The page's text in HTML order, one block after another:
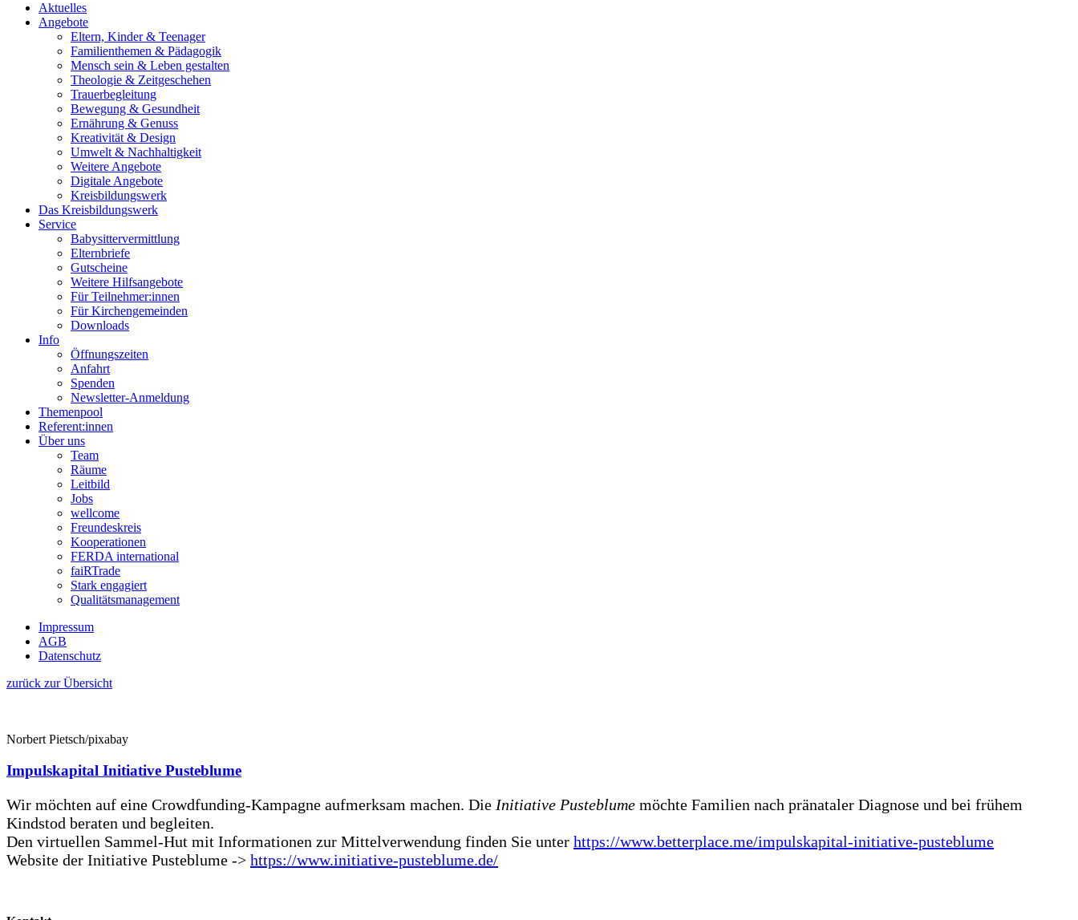
Aktuelles
Angebote
Eltern, Kinder & Teenager
Familienthemen & Pädagogik
Mensch sein & Leben gestalten
Theologie & Zeitgeschehen
Trauerbegleitung
Bewegung & Gesundheit
Ernährung & Genuss
Kreativität & Design
Umwelt & Nachhaltigkeit
Weitere Angebote
Digitale Angebote
Kreisbildungswerk
Das Kreisbildungswerk
Service
Babysittervermittlung
Elternbriefe
Gutscheine
Weitere Hilfsangebote
Für Teilnehmer:innen
Für Kirchengemeinden
Downloads
Info
Öffnungszeiten
Anfahrt
Spenden
Newsletter-Anmeldung
Themenpool
Referent:innen
Über uns
Team
Räume
Leitbild
Jobs
wellcome
Freundeskreis
Kooperationen
FERDA international
faiRTrade
Stark engagiert
Qualitätsmanagement
Impressum
AGB
Datenschutz
zurück zur Übersicht
Norbert Pietsch/pixabay
Impulskapital Initiative Pusteblume
Wir möchten auf eine Crowdfunding-Kampagne aufmerksam machen. Die Initiative Pusteblume möchte Familien nach pränataler Diagnose und bei frühem
Kindstod beraten und begleiten.
Den virtuellen Sammel-Hut mit Informationen zur Mittelverwendung finden Sie unter https://www.betterplace.me/impulskapital-initiative-pusteblume
Website der Initiative Pusteblume -> https://www.initiative-pusteblume.de/